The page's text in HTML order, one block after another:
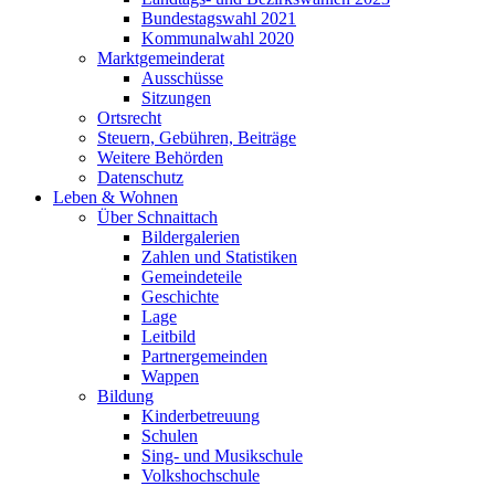
Bundestagswahl 2021
Kommunalwahl 2020
Marktgemeinderat
Ausschüsse
Sitzungen
Ortsrecht
Steuern, Gebühren, Beiträge
Weitere Behörden
Datenschutz
Leben & Wohnen
Über Schnaittach
Bildergalerien
Zahlen und Statistiken
Gemeindeteile
Geschichte
Lage
Leitbild
Partnergemeinden
Wappen
Bildung
Kinderbetreuung
Schulen
Sing- und Musikschule
Volkshochschule